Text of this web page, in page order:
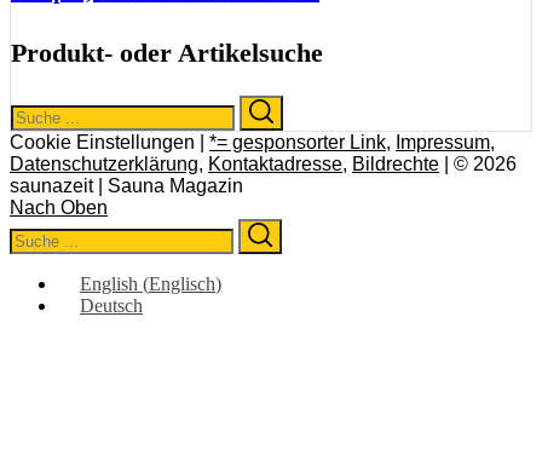
Produkt- oder Artikelsuche
Search
for:
Cookie Einstellungen | *= gesponsorter Link, Impressum,
Datenschutzerklärung, Kontaktadresse, Bildrechte | © 2026
saunazeit | Sauna Magazin
Nach Oben
Search
for:
English (Englisch)
Deutsch